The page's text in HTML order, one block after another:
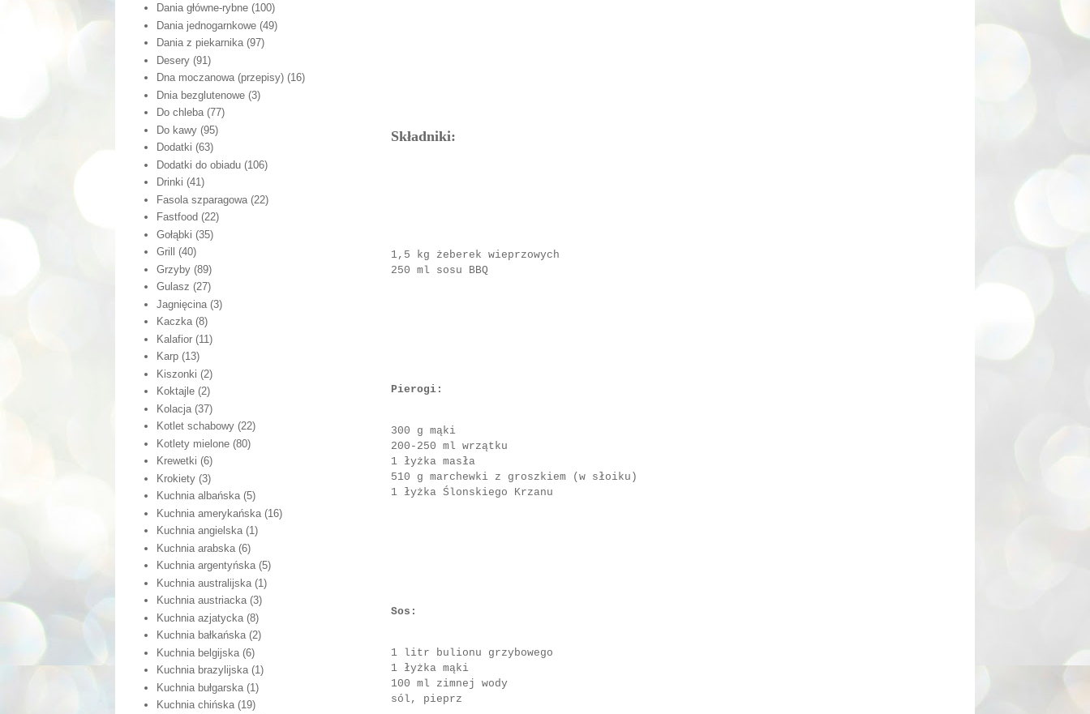
Składniki:
1,5 kg żeberek wieprzowych
250 ml sosu BBQ
Pierogi:
300 g mąki
200-250 ml wrzątku
1 łyżka masła
510 g marchewki z groszkiem (w słoiku)
1 łyżka Ślonskiego Krzanu
Sos:
1 litr bulionu grzybowego
1 łyżka mąki
100 ml zimnej wody
sól, pieprz
Dania główne-rybne (100)
Dania jednogarnkowe (49)
Dania z piekarnika (97)
Desery (91)
Dna moczanowa (przepisy) (16)
Dnia bezglutenowe (3)
Do chleba (77)
Do kawy (95)
Dodatki (63)
Dodatki do obiadu (106)
Drinki (41)
Fasola szparagowa (22)
Fastfood (22)
Gołąbki (35)
Grill
(40)
Grzyby (89)
Gulasz (27)
Jagnięcina (3)
Kaczka (8)
Kalafior (11)
Karp (13)
Kiszonki (2)
Koktajle (2)
Kolacja (37)
Kotlet schabowy (22)
Kotlety mielone (80)
Krewetki (6)
Krokiety (3)
Kuchnia albańska (5)
Kuchnia amerykańska (16)
Kuchnia angielska (1)
Kuchnia arabska (6)
Kuchnia argentyńska (5)
Kuchnia australijska (1)
Kuchnia austriacka (3)
Kuchnia azjatycka (8)
Kuchnia bałkańska (2)
Kuchnia belgijska (6)
Kuchnia brazylijska (1)
Kuchnia bułgarska (1)
Kuchnia chińska (19)